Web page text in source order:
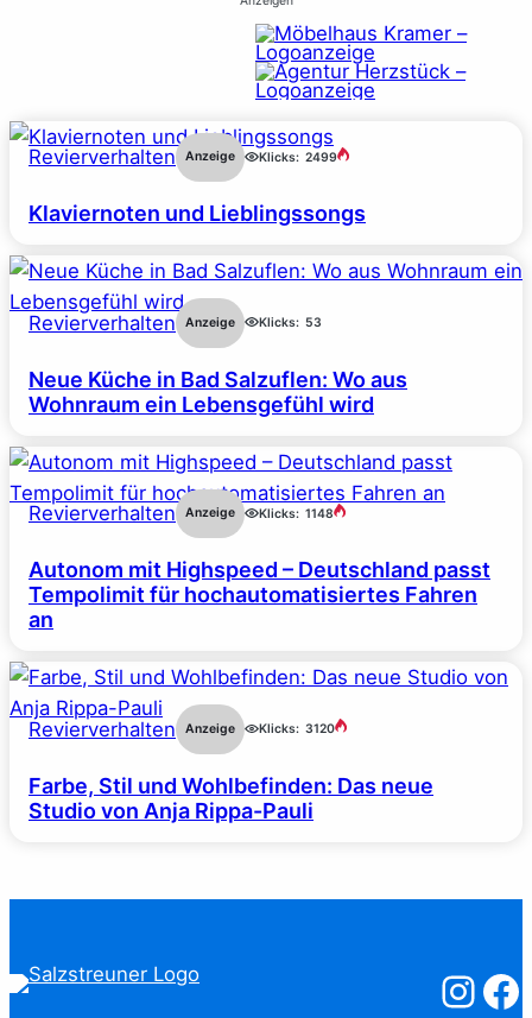
Revierverhalten Anzeige Klicks: 2499
Klaviernoten und Lieblingssongs
Revierverhalten Anzeige Klicks: 53
Neue Küche in Bad Salzuflen: Wo aus
Wohnraum ein Lebensgefühl wird
Revierverhalten Anzeige Klicks: 1148
Autonom mit Highspeed – Deutschland passt
Tempolimit für hochautomatisiertes Fahren
an
Revierverhalten Anzeige Klicks: 3120
Farbe, Stil und Wohlbefinden: Das neue
Studio von Anja Rippa-Pauli